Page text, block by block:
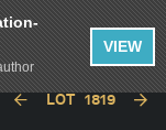
LOT 1819
VIEW